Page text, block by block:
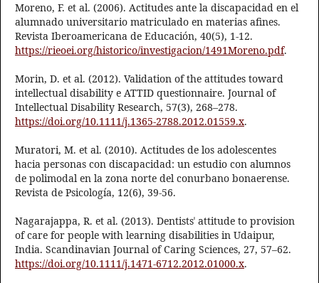
Moreno, F. et al. (2006). Actitudes ante la discapacidad en el
alumnado universitario matriculado en materias afines.
Revista Iberoamericana de Educación, 40(5), 1-12.
https://rieoei.org/historico/investigacion/1491Moreno.pdf.
Morin, D. et al. (2012). Validation of the attitudes toward
intellectual disability e ATTID questionnaire. Journal of
Intellectual Disability Research, 57(3), 268–278.
https://doi.org/10.1111/j.1365-2788.2012.01559.x.
Muratori, M. et al. (2010). Actitudes de los adolescentes
hacia personas con discapacidad: un estudio con alumnos
de polimodal en la zona norte del conurbano bonaerense.
Revista de Psicología, 12(6), 39-56.
Nagarajappa, R. et al. (2013). Dentistsˈ attitude to provision
of care for people with learning disabilities in Udaipur,
India. Scandinavian Journal of Caring Sciences, 27, 57–62.
https://doi.org/10.1111/j.1471-6712.2012.01000.x.